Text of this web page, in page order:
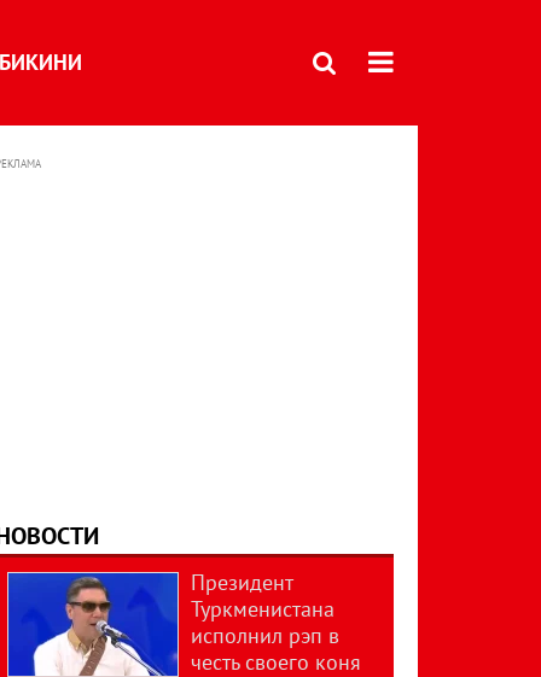
БИКИНИ
Президент
Туркменистана
исполнил рэп в
честь своего коня